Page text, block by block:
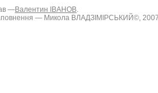
—Валентин ІВАНОВ
— Микола ВЛАДЗІМІРСЬКИЙ©,